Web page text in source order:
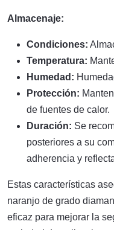
Almacenaje:
Condiciones:
Temperatura:
Humedad:
Protección:
de fuentes de calor.
Duración: Se
posteriores a su
adherencia y
Estas características
naranjo de grado
eficaz para mejorar la